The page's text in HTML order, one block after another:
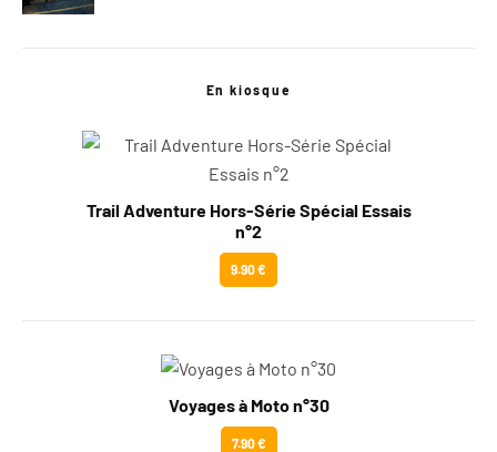
En kiosque
Trail Adventure Hors-Série Spécial Essais
n°2
9.90 €
Voyages à Moto n°30
7.90 €